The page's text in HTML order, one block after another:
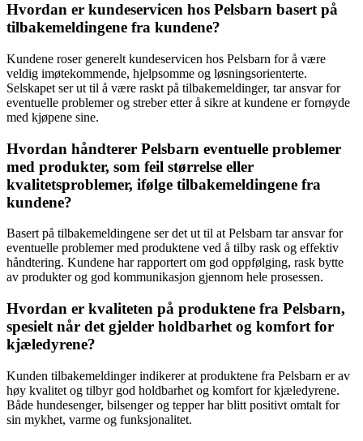
Hvordan er kundeservicen hos Pelsbarn basert på
tilbakemeldingene fra kundene?
Kundene roser generelt kundeservicen hos Pelsbarn for å være
veldig imøtekommende, hjelpsomme og løsningsorienterte.
Selskapet ser ut til å være raskt på tilbakemeldinger, tar ansvar for
eventuelle problemer og streber etter å sikre at kundene er fornøyde
med kjøpene sine.
Hvordan håndterer Pelsbarn eventuelle problemer
med produkter, som feil størrelse eller
kvalitetsproblemer, ifølge tilbakemeldingene fra
kundene?
Basert på tilbakemeldingene ser det ut til at Pelsbarn tar ansvar for
eventuelle problemer med produktene ved å tilby rask og effektiv
håndtering. Kundene har rapportert om god oppfølging, rask bytte
av produkter og god kommunikasjon gjennom hele prosessen.
Hvordan er kvaliteten på produktene fra Pelsbarn,
spesielt når det gjelder holdbarhet og komfort for
kjæledyrene?
Kunden tilbakemeldinger indikerer at produktene fra Pelsbarn er av
høy kvalitet og tilbyr god holdbarhet og komfort for kjæledyrene.
Både hundesenger, bilsenger og tepper har blitt positivt omtalt for
sin mykhet, varme og funksjonalitet.